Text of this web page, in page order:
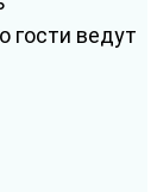
гости ведут